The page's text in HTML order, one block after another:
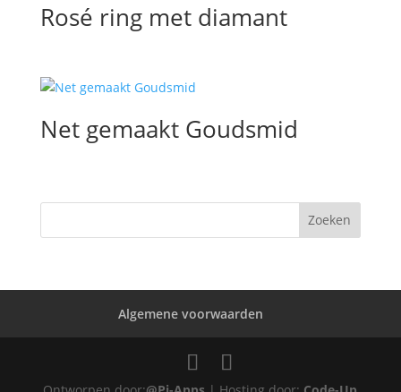
Rosé ring met diamant
Net gemaakt Goudsmid
Algemene voorwaarden